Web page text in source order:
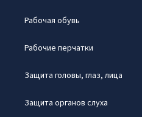
Рабочая обувь
Рабочие перчатки
Защита головы, глаз, лица
Защита органов слуха